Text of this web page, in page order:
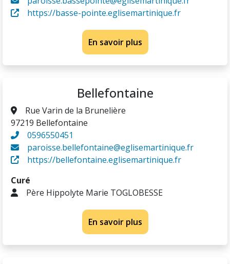
https://basse-pointe.eglisemartinique.fr
En savoir plus
Bellefontaine
Rue Varin de la Brunelière
97219 Bellefontaine
0596550451
paroisse.bellefontaine@eglisemartinique.fr
https://bellefontaine.eglisemartinique.fr
Curé
Père Hippolyte Marie TOGLOBESSE
En savoir plus